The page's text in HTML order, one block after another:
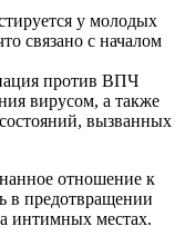
у молодых
связано с началом
против ВПЧ
вирусом, а также
вызванных
отношение к
в предотвращении
интимных местах.